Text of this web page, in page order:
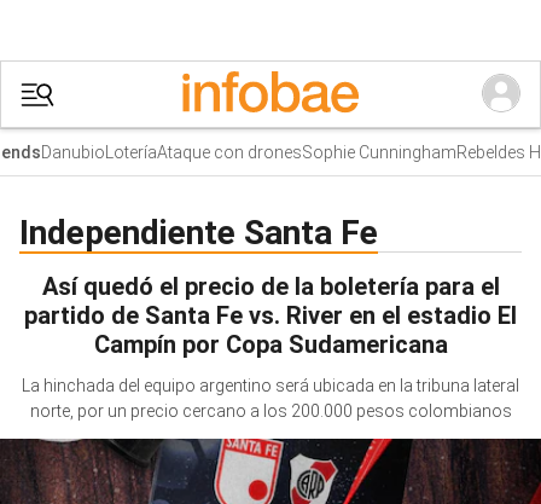
DanubioLoteríaAtaque con dronesSophie CunninghamRebeldes
Independiente Santa Fe
Así quedó el precio de la boletería para el
partido de Santa Fe vs. River en el estadio El
Campín por Copa Sudamericana
La hinchada del equipo argentino será ubicada en la tribuna lateral
norte, por un precio cercano a los 200.000 pesos colombianos